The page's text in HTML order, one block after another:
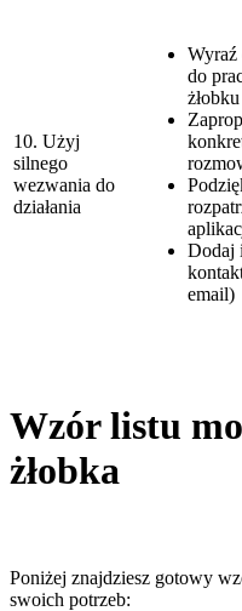
10. Użyj
silnego
wezwania do
działania
Wyraź
do
żłobku
Dodaj
email)
Wzór listu
żłobka
Poniżej znajdziesz gotowy
swoich potrzeb: